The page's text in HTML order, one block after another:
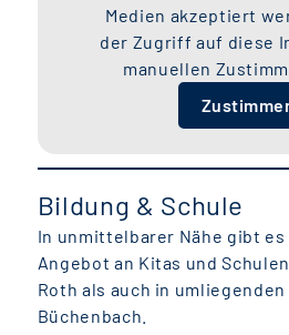
Medien akzeptiert
der Zugriff auf diese
manuellen
Bildung & Schule
In unmittelbarer Nähe gibt
Angebot an Kitas und
Roth als auch in
Büchenbach.